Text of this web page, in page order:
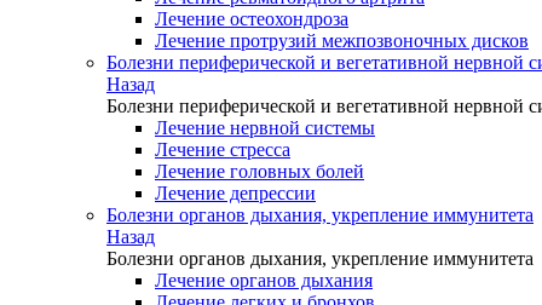
Лечение остеохондроза
Лечение протрузий межпозвоночных дисков
Болезни периферической и вегетативной нервной
Назад
Болезни периферической и вегетативной нервной
Лечение нервной системы
Лечение стресса
Лечение головных болей
Лечение депрессии
Болезни органов дыхания, укрепление иммунитета
Назад
Болезни органов дыхания, укрепление иммунитета
Лечение органов дыхания